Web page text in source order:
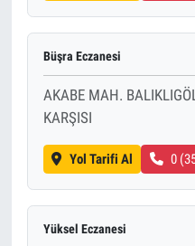
Büşra Eczanesi
AKABE MAH.
KARŞISI
Yol Tarifi Al 0
Yüksel Eczanesi